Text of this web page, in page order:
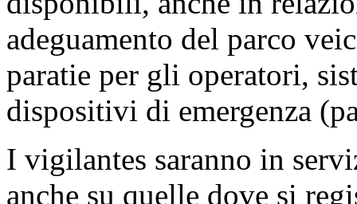
adeguamento del parco
paratie per gli operatori,
dispositivi di emergenza
I vigilantes saranno in
anche su quelle dove si